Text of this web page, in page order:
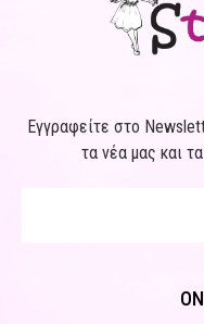
Εγγραφείτε στο
τα νέα μας και